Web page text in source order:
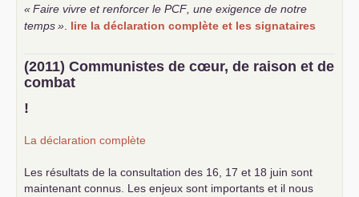
«Faire vivre et renforcer le PCF , une exigence de notre
temps» lire la déclaration complète et les signataires
(2011) Communistes de cœur, de raison et de
combat
!
La déclaration complète
Les résultats de la consultation des 16, 17 et 18 juin sont
maintenant connus. Les enjeux sont importants et il nous